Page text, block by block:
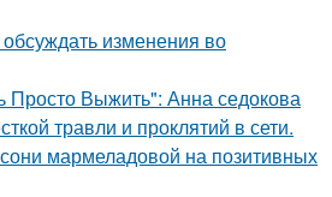
изменения во
Выжить": Анна седокова
травли и проклятий в сети.
мармеладовой на позитивных